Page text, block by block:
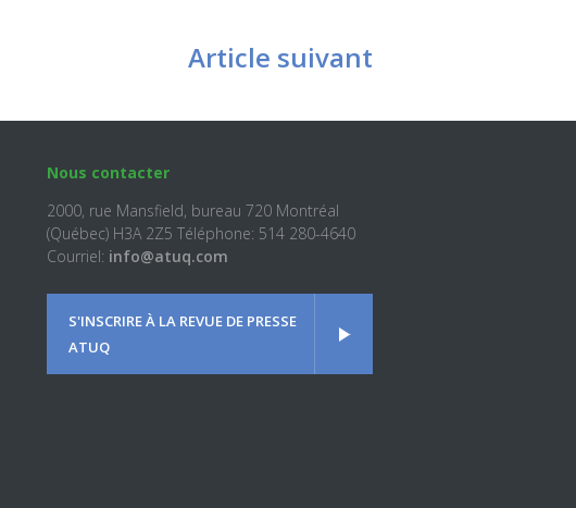
Article suivant
Nous contacter
2000, rue Mansfield, bureau 720 Montréal
(Québec) H3A 2Z5 Téléphone: 514 280-4640
Courriel: info@atuq.com
S'INSCRIRE À LA REVUE DE PRESSE
ATUQ